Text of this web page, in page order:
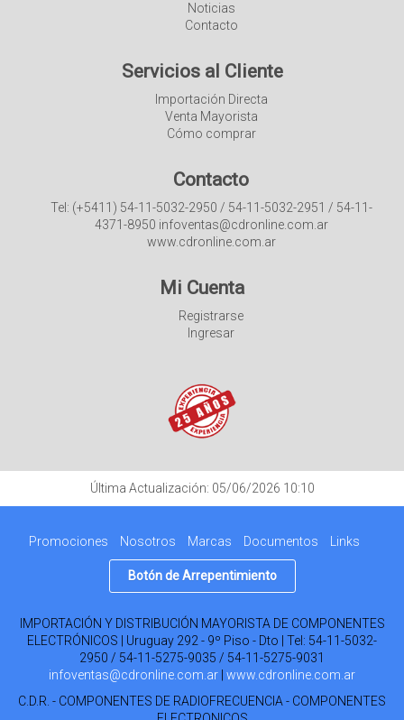
Noticias
Contacto
Servicios al Cliente
Importación Directa
Venta Mayorista
Cómo comprar
Contacto
Tel: (+5411) 54-11-5032-2950 / 54-11-5032-2951 / 54-11-
4371-8950 infoventas@cdronline.com.ar
www.cdronline.com.ar
Mi Cuenta
Registrarse
Ingresar
Última Actualización: 05/06/2026 10:10
Promociones Nosotros Marcas Documentos Links
Botón de Arrepentimiento
IMPORTACIÓN Y DISTRIBUCIÓN MAYORISTA DE COMPONENTES
ELECTRÓNICOS | Uruguay 292 - 9º Piso - Dto | Tel: 54-11-5032-
2950 / 54-11-5275-9035 / 54-11-5275-9031
infoventas@cdronline.com.ar www.cdronline.com.ar
C.D.R. - COMPONENTES DE RADIOFRECUENCIA - COMPONENTES